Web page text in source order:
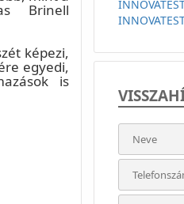
Brinell
képezi,
egyedi,
is